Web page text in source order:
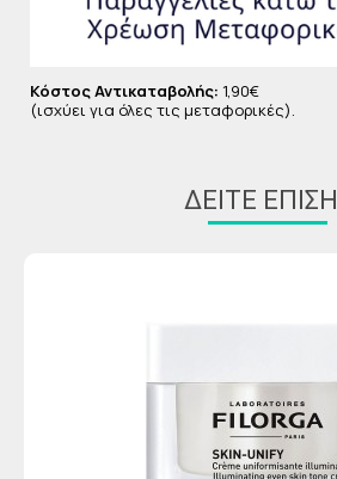
Κόστος Αντικαταβολής: 1,90€
(ισχύει για όλες τις μεταφορικές).
ΔΕΊΤΕ